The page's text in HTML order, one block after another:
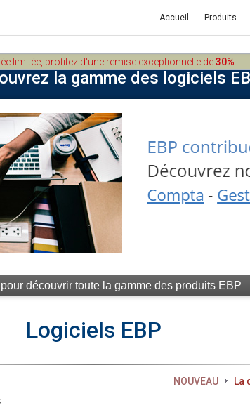
Accueil Produits
la gamme des logiciels
limitée, profitez d'une remise exceptionnelle de30%
pour découvrir toute la gamme des produits EBP
Logiciels EBP
NOUVEAU
La